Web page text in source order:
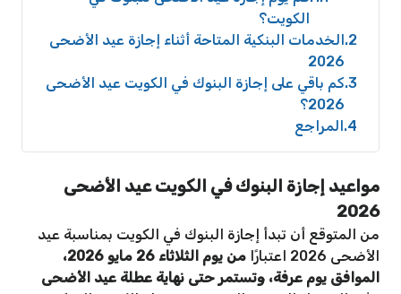
الكويت؟
2 الخدمات البنكية المتاحة أثناء إجازة عيد الأضحى
2026
3 كم باقي على إجازة البنوك في الكويت عيد الأضحى
2026؟
4 المراجع
مواعيد إجازة البنوك في الكويت عيد الأضحى
2026
من المتوقع أن تبدأ إجازة البنوك في الكويت بمناسبة عيد
الأضحى 2026 اعتبارًا
من يوم الثلاثاء 26 مايو 2026،
الموافق يوم عرفة، وتستمر حتى نهاية عطلة عيد الأضحى